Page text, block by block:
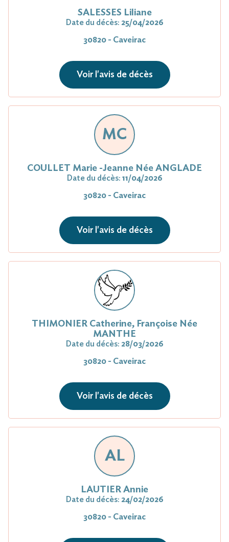
SALESSES Liliane
Date du décès: 25/04/2026
30820 - Caveirac
Voir l'avis de décès
MC
COULLET Marie -Jeanne Née ANGLADE
Date du décès: 11/04/2026
30820 - Caveirac
Voir l'avis de décès
THIMONIER Catherine, Françoise Née
MANTHE
Date du décès: 28/03/2026
30820 - Caveirac
Voir l'avis de décès
AL
LAUTIER Annie
Date du décès: 24/02/2026
30820 - Caveirac